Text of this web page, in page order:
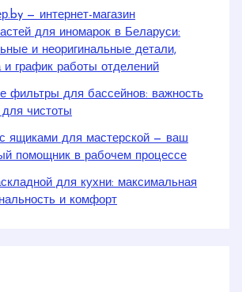
— интернет-магазин
для иномарок в Беларуси:
и неоригинальные детали,
и график работы отделений
фильтры для бассейнов: важность
чистоты
с ящиками для мастерской — ваш
помощник в рабочем процессе
для кухни: максимальная
и комфорт